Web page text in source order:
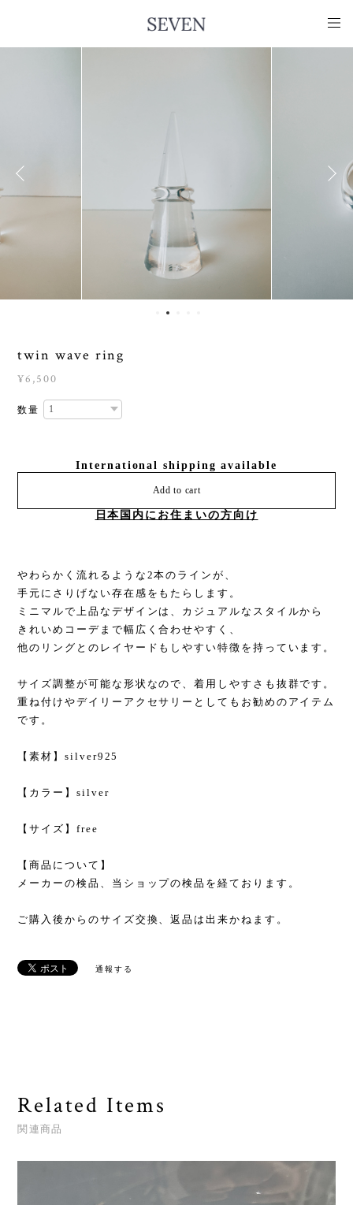
twin wave ring
¥6,500
数量
International shipping available
Add to cart
日本国内にお住まいの方向け
やわらかく流れるような2本のラインが、
手元にさりげない存在感をもたらします。
ミニマルで上品なデザインは、カジュアルなスタイルから
きれいめコーデまで幅広く合わせやすく、
他のリングとのレイヤードもしやすい特徴を持っています。
サイズ調整が可能な形状なので、着用しやすさも抜群です。
重ね付けやデイリーアクセサリーとしてもお勧めのアイテム
です。
【素材】silver925
【カラー】silver
【サイズ】free
【商品について】
メーカーの検品、当ショップの検品を経ております。
ご購入後からのサイズ交換、返品は出来かねます。
通報する
Related Items
関連商品